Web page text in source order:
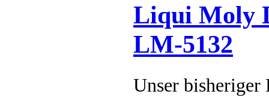
Liqui Moly
LM-5132
Unser bisheriger